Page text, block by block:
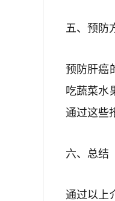
五、预防
预防肝癌
吃蔬菜水
通过这些
六、总结
通过以上